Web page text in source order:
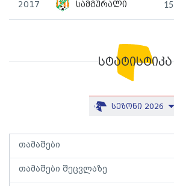
2017 სამგურალი 15
სტატისტიკა
სეზონი 2026
თამაშები
თამაშები შეცვლაზე